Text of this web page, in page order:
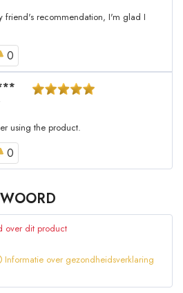
friend's recommendation, I'm glad I
0
using the product.
0
over dit product
Informatie over gezondheidsverklaring